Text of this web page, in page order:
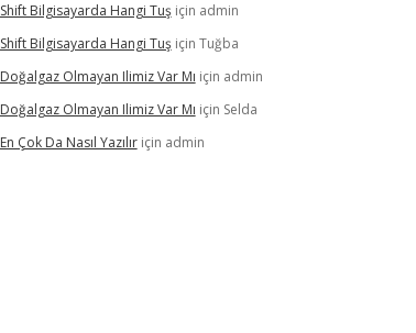
Shift Bilgisayarda Hangi Tuşiçin admin
Shift Bilgisayarda Hangi Tuşiçin Tuğba
Doğalgaz Olmayan Ilimiz Var Mı için admin
Doğalgaz Olmayan Ilimiz Var Mı için Selda
En Çok Da Nasıl Yazılıriçin admin